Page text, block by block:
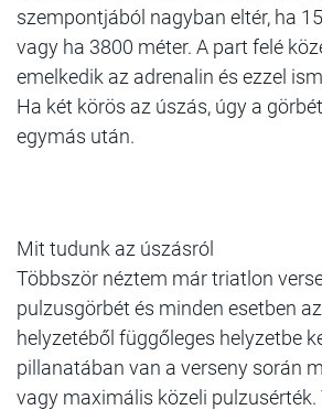
szempontjából nagyban eltér, ha
vagy ha 3800 méter. A part felé
emelkedik az adrenalin és ezzel
Ha két körös az úszás, úgy a
egymás után.
Mit tudunk az úszásról
Többször néztem már triatlon
pulzusgörbét és minden esetben
helyzetéből függőleges helyzetbe
pillanatában van a verseny során
vagy maximális közeli pulzusérték.